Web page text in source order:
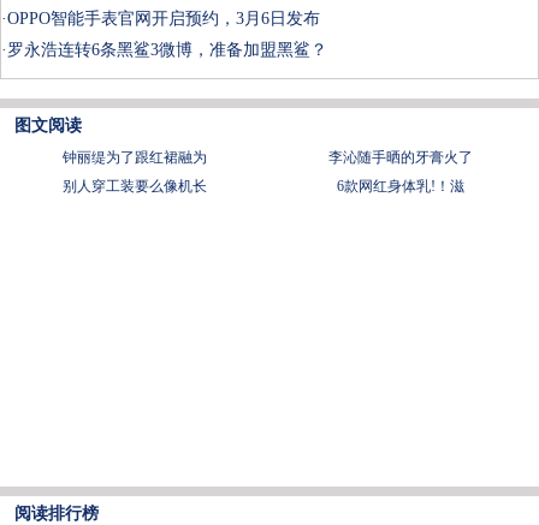
·OPPO智能手表官网开启预约，3月6日发布
· 罗永浩连转6条黑鲨3微博，准备加盟黑鲨？
图文阅读
钟丽缇为了跟红裙融为
李沁随手晒的牙膏火了
别人穿工装要么像机长
6款网红身体乳!！滋
阅读排行榜